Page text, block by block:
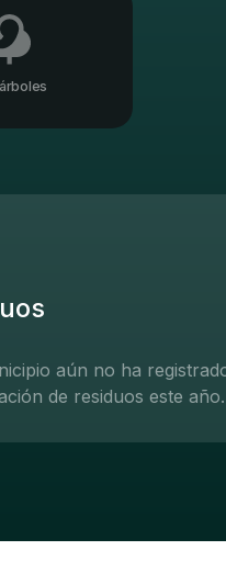
aún no ha
de residuos este año.